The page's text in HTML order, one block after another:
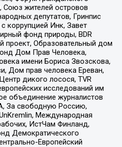
Союз жителей островов
депутатов, Гринпис
коррупцией Инк, Завет
фонд природы, BDR
проект, Образовательный дом
Дом Прав Человека,
имени Бориса Звозскова,
Дом прав человека Ереван,
дикого лосося, TVR
исследований им
объединение журналистов
За свободную Россию,
Международная
ИстЧам Финланд,
Демократического
Европейский